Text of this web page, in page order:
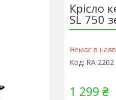
Крісло
SL 750
Немає в
Код: RA 2202
1 299 ₴